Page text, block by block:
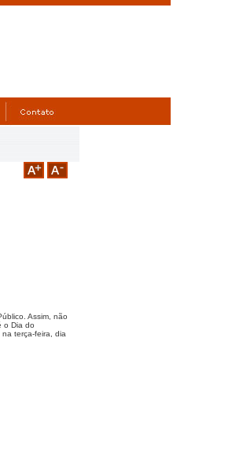
Assim, não
o Dia do
terça-feira, dia